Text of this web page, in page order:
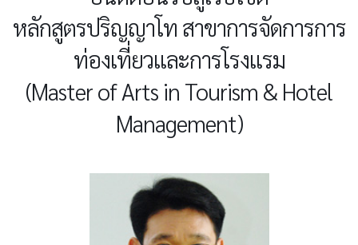
หลักสูตรปริญญาโท สาขาการจัดการการ
ท่องเที่ยวและการโรงแรม
(Master of Arts in Tourism & Hotel
Management)